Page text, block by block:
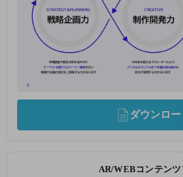
ダウンロー
AR/WEBコンテン